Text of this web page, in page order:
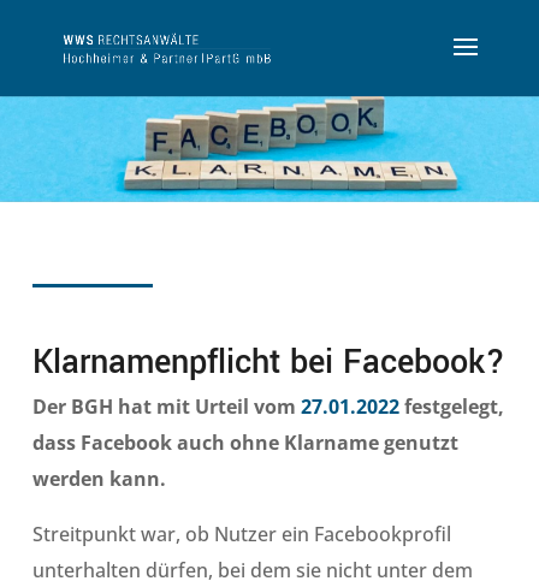
Klarnamenpflicht bei Facebook?
Der BGH hat mit Urteil vom 27.01.2022festgelegt,
dass Facebook auch ohne Klarname genutzt
werden kann.
Streitpunkt war, ob Nutzer ein Facebookprofil
unterhalten dürfen, bei dem sie nicht unter dem